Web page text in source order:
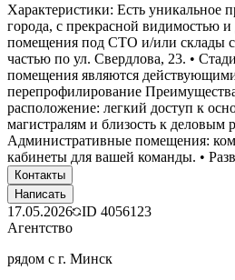
Характеристики: Есть уникальное
города, с прекрасной видимостью
помещения под СТО и/или склады
частью по ул. Свердлова, 23. •
помещения являются
перепрофилирование
расположение: легкий доступ к
магистралям и близость к деловым
Административные помещения:
кабинеты для вашей команды. •
Контакты
Написать
17.05.2026 ID 4056123
Агентство
рядом с г. Минск